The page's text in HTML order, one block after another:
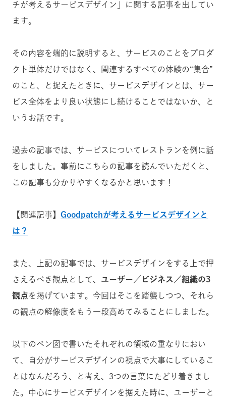
チが考えるサービスデザイン」に関する記事を出してい
ます。
その内容を端的に説明すると、サービスのことをプロダ
クト単体だけではなく、関連するすべての体験の“集合”
のこと、と捉えたときに、サービスデザインとは、サー
ビス全体をより良い状態にし続けることではないか、と
いうお話です。
過去の記事では、サービスについてレストランを例に話
をしました。事前にこちらの記事を読んでいただくと、
この記事も分かりやすくなるかと思います！
【関連記事】 Goodpatchが考えるサービスデザインと
は？
また、上記の記事では、サービスデザインをする上で押
さえるべき観点として、 ユーザー／ビジネス／組織の3
観点を掲げています。今回はそこを踏襲しつつ、それら
の観点の解像度をもう一段高めてみることにしました。
以下のベン図で書いたそれぞれの領域の重なりにおい
て、自分がサービスデザインの視点で大事にしているこ
とはなんだろう、と考え、3つの言葉にたどり着きまし
た。中心にサービスデザインを据えた時に、ユーザーと